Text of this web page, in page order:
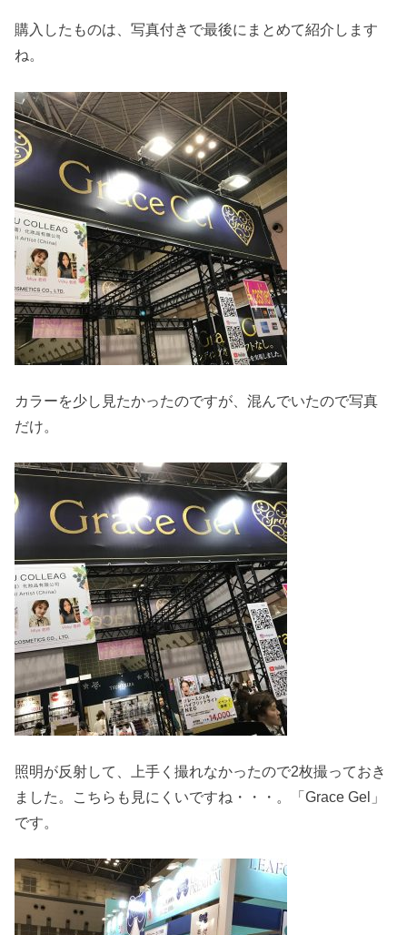
購入したものは、写真付きで最後にまとめて紹介します
ね。
カラーを少し見たかったのですが、混んでいたので写真
だけ。
照明が反射して、上手く撮れなかったので2枚撮っておき
ました。こちらも見にくいですね・・・。「Grace Gel」
です。